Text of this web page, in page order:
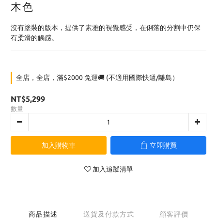
木色
沒有塗裝的版本，提供了素雅的視覺感受，在俐落的分割中仍保
有柔滑的觸感。
全店，全店，滿$2000 免運🚚 (不適用國際快遞/離島）
NT$5,299
數量
加入購物車 立即購買
加入追蹤清單
商品描述 送貨及付款方式 顧客評價